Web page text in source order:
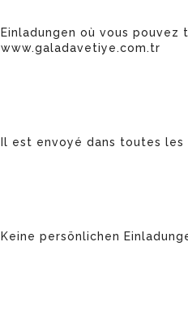
Einladungen où vous
www.galadavetiye.com.tr
Il est envoyé dans toutes
Keine persönlichen